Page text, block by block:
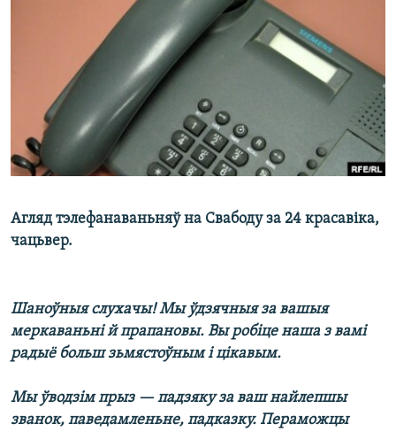
НА ХВАЛЯХ СВАБОДЫ
Агляд тэлефанаваньняў на Свабоду за 24 красавіка,
чацьвер.
Шаноўныя слухачы! Мы ўдзячныя за вашыя
меркаваньні й прапановы. Вы робіце наша з вамі
радыё больш зьмястоўным і цікавым.
Мы ўводзім прыз — падзяку за ваш найлепшы
званок, паведамленьне, падказку. Пераможцы